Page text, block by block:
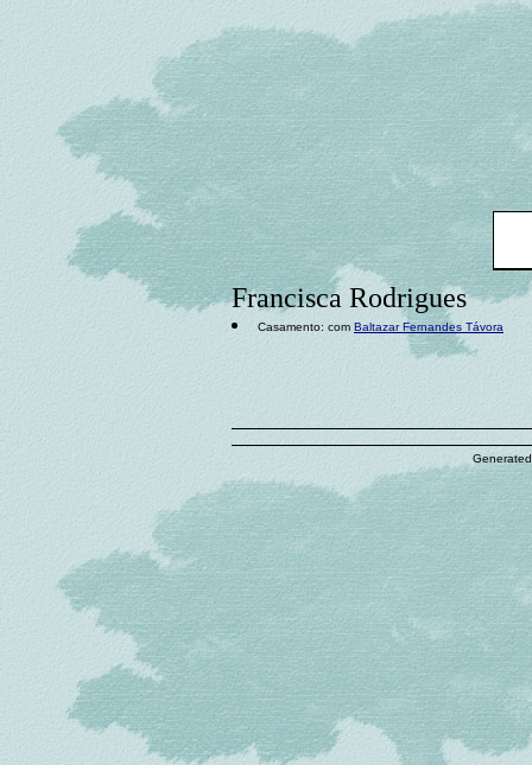
Francisca Rodrigues
Casamento: com Baltazar Fernandes Távora